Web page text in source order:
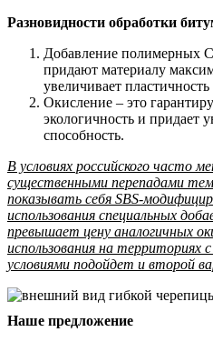
Разновидности обработки
Добавление полимерных
придают материалу
увеличивает
Окисление – это
экологичность и придает
способность.
В условиях российского часто
существенными перепадами
показывать себя SBS-
использования специальных
превышает цену аналогичных
использования на территориях
условиями подойдет и второй
Наше предложение